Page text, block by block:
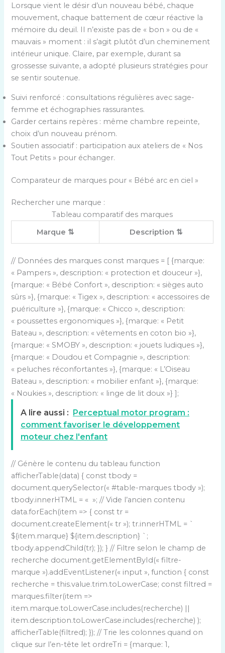
Lorsque vient le désir d’un nouveau bébé, chaque
mouvement, chaque battement de cœur réactive la
mémoire du deuil. Il n’existe pas de « bon » ou de «
mauvais » moment : il s’agit plutôt d’un cheminement
intérieur unique. Claire, par exemple, durant sa
grossesse suivante, a adopté plusieurs stratégies pour
se sentir soutenue.
Suivi renforcé : consultations régulières avec sage-
femme et échographies rassurantes.
Garder certains repères : même chambre repeinte,
choix d’un nouveau prénom.
Soutien associatif : participation aux ateliers de « Nos
Tout Petits » pour échanger.
Comparateur de marques pour « Bébé arc en ciel »
Rechercher une marque :
Tableau comparatif des marques
Marque ⇅
Description ⇅
// Données des marques const marques = [ {marque:
« Pampers », description: « protection et douceur »},
{marque: « Bébé Confort », description: « sièges auto
sûrs »}, {marque: « Tigex », description: « accessoires de
puériculture »}, {marque: « Chicco », description:
« poussettes ergonomiques »}, {marque: « Petit
Bateau », description: « vêtements en coton bio »},
{marque: « SMOBY », description: « jouets ludiques »},
{marque: « Doudou et Compagnie », description:
« peluches réconfortantes »}, {marque: « L’Oiseau
Bateau », description: « mobilier enfant »}, {marque:
« Noukies », description: « linge de lit doux »} ];
A lire aussi : Perceptual motor program :
comment favoriser le développement
moteur chez l'enfant
// Génère le contenu du tableau function
afficherTable(data) { const tbody =
document.querySelector(« #table-marques tbody »);
tbody.innerHTML = « »; // Vide l’ancien contenu
data.forEach(item => { const tr =
document.createElement(« tr »); tr.innerHTML = `
${item.marque} ${item.description} `;
tbody.appendChild(tr); }); } // Filtre selon le champ de
recherche document.getElementById(« filtre-
marque »).addEventListener(« input », function { const
recherche = this.value.trim.toLowerCase; const filtred =
marques.filter(item =>
item.marque.toLowerCase.includes(recherche) ||
item.description.toLowerCase.includes(recherche) );
afficherTable(filtred); }); // Trie les colonnes quand on
clique sur l’en-tête let ordreTri = {marque: 1,